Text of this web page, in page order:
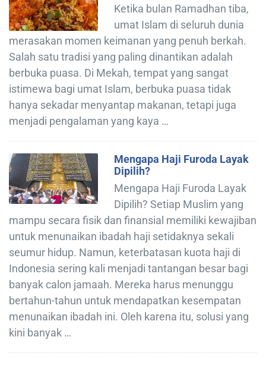
Ketika bulan Ramadhan tiba,
umat Islam di seluruh dunia
merasakan momen keimanan yang penuh berkah.
Salah satu tradisi yang paling dinantikan adalah
berbuka puasa. Di Mekah, tempat yang sangat
istimewa bagi umat Islam, berbuka puasa tidak
hanya sekadar menyantap makanan, tetapi juga
menjadi pengalaman yang kaya …
Mengapa Haji Furoda Layak
Dipilih?
Mengapa Haji Furoda Layak
Dipilih? Setiap Muslim yang
mampu secara fisik dan finansial memiliki kewajiban
untuk menunaikan ibadah haji setidaknya sekali
seumur hidup. Namun, keterbatasan kuota haji di
Indonesia sering kali menjadi tantangan besar bagi
banyak calon jamaah. Mereka harus menunggu
bertahun-tahun untuk mendapatkan kesempatan
menunaikan ibadah ini. Oleh karena itu, solusi yang
kini banyak …